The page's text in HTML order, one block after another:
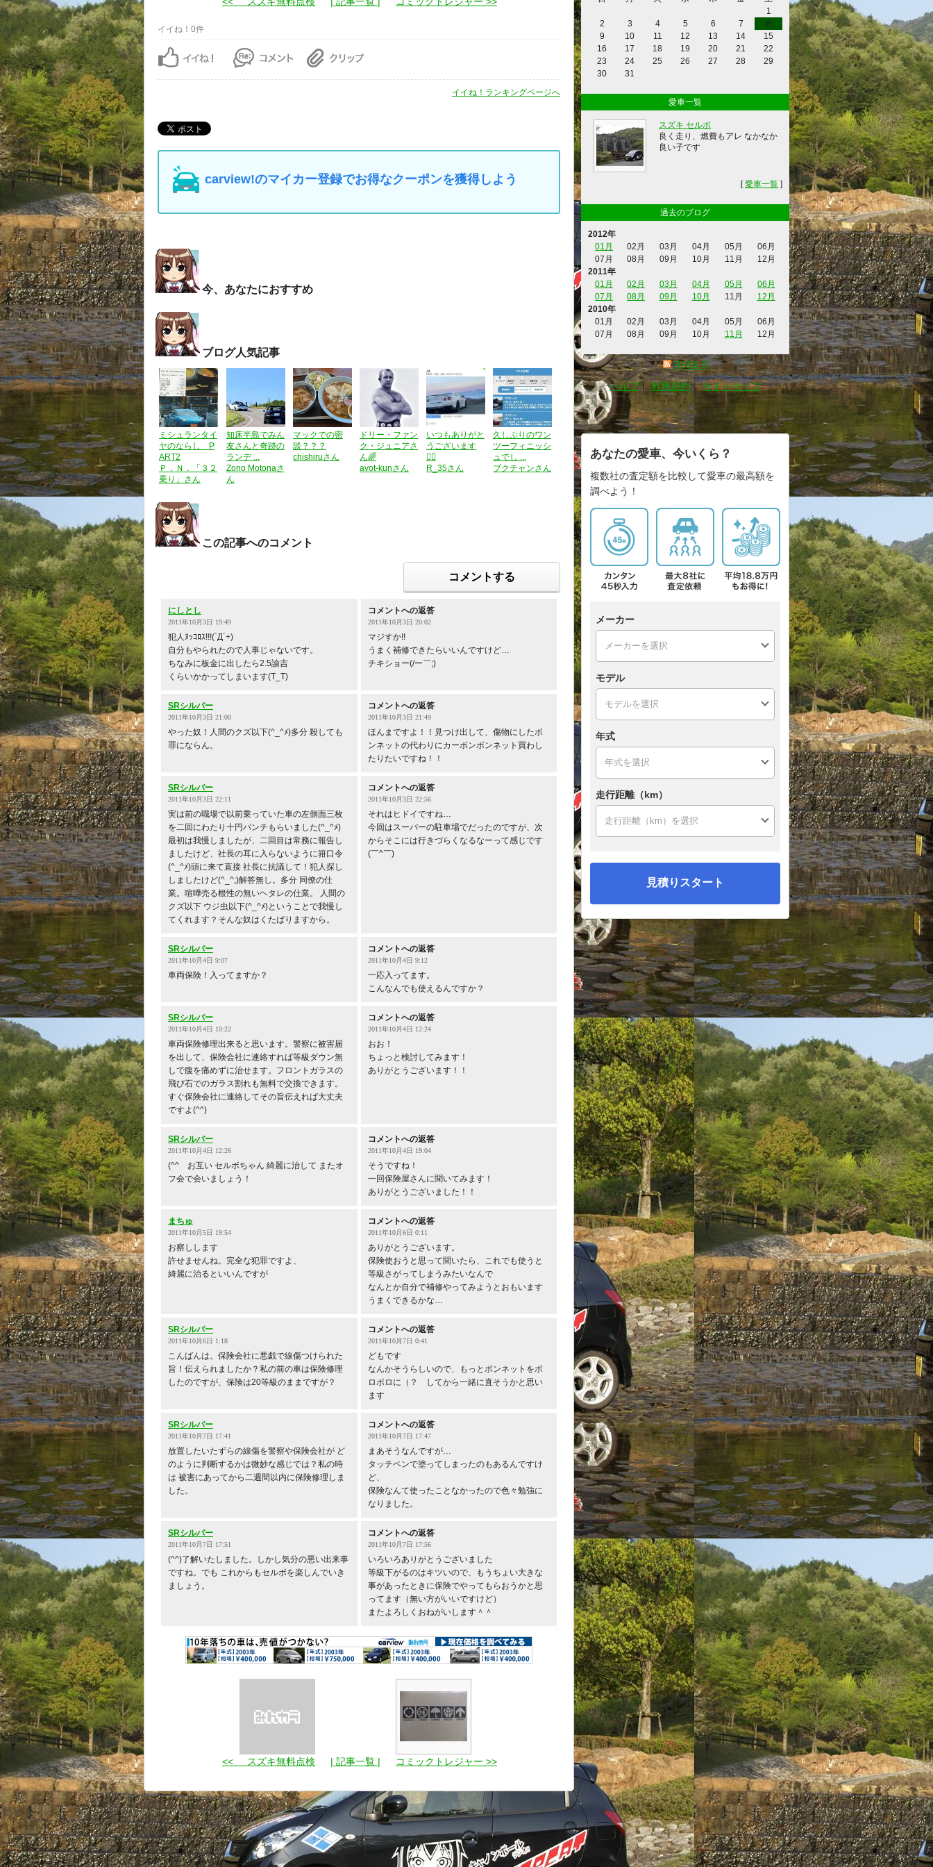
イイね！0件
イイね！ランキングページへ
carview!のマイカー登録でお得なクーポンを獲得しよう
今、あなたにおすすめ
ブログ人気記事
ミシュランタイ
ヤのならし P
ART2
Ｐ．Ｎ．「３２
乗り」さん
知床半島でみん
友さんと奇跡の
ランデ ...
Zono Motonaさ
ん
マックでの密
談？？？
chishiruさん
ドリー・ファン
ク・ジュニアさ
ん🌈
avot-kunさん
いつもありがと
うございます
🙇‍♂️
R_35さん
久しぶりのワン
ツーフィニッシ
ュでし ...
ブクチャンさん
この記事へのコメント
コメントする
にしとし
2011年10月3日 19:49
犯人ﾇｯｺﾛｽ!!!(`Д´+)
自分もやられたので人事じゃないです。
ちなみに板金に出したら2.5諭吉
くらいかかってしまいます(T_T)
コメントへの返答
2011年10月3日 20:02
マジすか!!
うまく補修できたらいいんですけど…
チキショー(/ー￣;)
SRシルバー
2011年10月3日 21:00
やった奴！人間のクズ以下(^_^ﾒ)多分 殺しても
罪にならん。
コメントへの返答
2011年10月3日 21:49
ほんまですよ！！見つけ出して、傷物にしたボ
ンネットの代わりにカーボンボンネット買わし
たりたいですね！！
SRシルバー
2011年10月3日 22:11
実は前の職場で以前乗っていた車の左側面三枚
を二回にわたり十円パンチもらいました(^_^ﾒ)
最初は我慢しましたが、二回目は常務に報告し
ましたけど、社長の耳に入らないように箝口令
(^_^ﾒ)頭に来て直接 社長に抗議して！犯人探し
しましたけど(^_^;)解答無し。多分 同僚の仕
業。喧嘩売る根性の無いヘタレの仕業。 人間の
クズ以下 ウジ虫以下(^_^ﾒ)ということで我慢し
てくれます？そんな奴はくたばりますから。
コメントへの返答
2011年10月3日 22:56
それはヒドイですね…
今回はスーパーの駐車場でだったのですが、次
からそこには行きづらくなるなーって感じです
(￣^￣)
SRシルバー
2011年10月4日 9:07
車両保険！入ってますか？
コメントへの返答
2011年10月4日 9:12
一応入ってます。
こんなんでも使えるんですか？
SRシルバー
2011年10月4日 10:22
車両保険修理出来ると思います。警察に被害届
を出して、保険会社に連絡すれば等級ダウン無
しで腹を痛めずに治せます。フロントガラスの
飛び石でのガラス割れも無料で交換できます。
すぐ保険会社に連絡してその旨伝えれば大丈夫
ですよ(^^)
コメントへの返答
2011年10月4日 12:24
おお！
ちょっと検討してみます！
ありがとうございます！！
SRシルバー
2011年10月4日 12:26
(^^ゞお互い セルボちゃん 綺麗に治して またオ
フ会で会いましょう！
コメントへの返答
2011年10月4日 19:04
そうですね！
一回保険屋さんに聞いてみます！
ありがとうございました！！
まちゅ
2011年10月5日 19:54
お察しします
許せませんね。完全な犯罪ですよ、
綺麗に治るといいんですが
コメントへの返答
2011年10月6日 0:11
ありがとうございます。
保険使おうと思って聞いたら、これでも使うと
等級さがってしまうみたいなんで
なんとか自分で補修やってみようとおもいます
うまくできるかな…
SRシルバー
2011年10月6日 1:18
こんばんは。保険会社に悪戯で線傷つけられた
旨！伝えられましたか？私の前の車は保険修理
したのですが、保険は20等級のままですが？
コメントへの返答
2011年10月7日 0:41
どもです
なんかそうらしいので、もっとボンネットをボ
ロボロに（？ してから一緒に直そうかと思い
ます
SRシルバー
2011年10月7日 17:41
放置したいたずらの線傷を警察や保険会社が ど
のように判断するかは微妙な感じでは？私の時
は 被害にあってから二週間以内に保険修理しま
した。
コメントへの返答
2011年10月7日 17:47
まあそうなんですが…
タッチペンで塗ってしまったのもあるんですけ
ど、
保険なんて使ったことなかったので色々勉強に
なりました。
SRシルバー
2011年10月7日 17:51
(^^)了解いたしました。しかし気分の悪い出来事
ですね。でも これからもセルボを楽しんでいき
ましょう。
コメントへの返答
2011年10月7日 17:56
いろいろありがとうございました
等級下がるのはキツいので、もうちょい大きな
事があったときに保険でやってもらおうかと思
ってます（無い方がいいですけど）
またよろしくおねがいします＾＾
<< スズキ無料点検 | 記事一覧 | コミックトレジャー >>
1
2
3 4 5 6 7
8
9
10 11 12 13 14
15
16
17 18 19 20 21
22
23
24 25 26 27 28
29
30
31
愛車一覧
スズキ セルボ
良く走り、燃費もアレ なかなか
良い子です
[愛車一覧 ]
過去のブログ
2012年
01月
02月 03月 04月 05月
06月
07月
08月 09月 10月 11月
12月
2011年
01月
02月 03月 04月 05月
06月
07月
08月 09月 10月 11月
12月
2010年
01月
02月 03月 04月 05月
06月
07月
08月 09月 10月 11月 12月
RSS2.0
ヘルプ｜利用規約｜サイトマップ
あなたの愛車、今いくら？
複数社の査定額を比較して愛車の最高額を
調べよう！
メーカー
モデル
年式
走行距離（km）
見積りスタート